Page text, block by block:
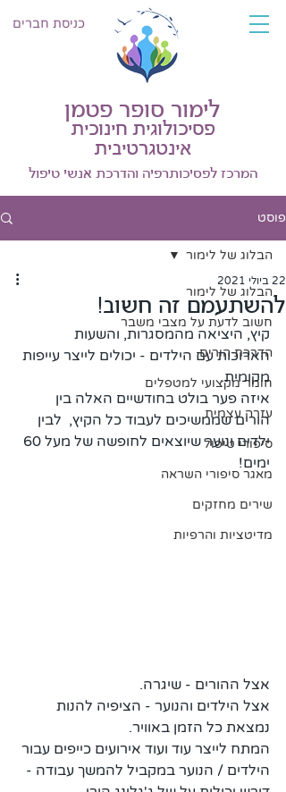
לימור סופר פטמן
פסיכולוגית חינוכית
אינטגרטיבית
המרכז לפסיכותרפיה והדרכת אנשי טיפול
כניסת חברים
פוסט
הבלוג של לימור
חשוב לדעת על מצבי משבר
הדרכת הורים
חומר מקצועי למטפלים
עזרה עצמית
סיפורי טיפול
מאגר סיפורי השראה
שירים מחזקים
מדיטציות והרפיות
הבלוג של לימור
להשתעמם זה חשוב!
22 ביולי 2021
קיץ, היציאה מהמסגרות, והשעות
הארוכות עם הילדים - יכולים לייצר עייפות
מקומית.
איזה פער בולט בחודשיים האלה בין
הורים שממשיכים לעבוד כל הקיץ,  לבין
ימים!
אצל ההורים - שיגרה.
אצל הילדים והנוער - הציפיה להנות
נמצאת כל הזמן באוויר.
המתח לייצר עוד ועוד אירועים כייפים עבור
הילדים / הנוער במקביל להמשך עבודה -